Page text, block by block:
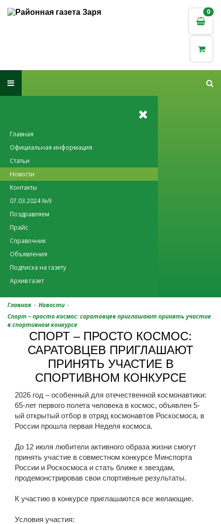
0
0
Главная
Официальная информация
Статьи
Новости
Контакты
07.03.2024 №9
Поздравляем
Прайс
Справочник
Объявления
Подписка на газету
Архив газет
Главная - Новости -
Спорт – просто космос: саратовцев приглашают принять участие
в спортивном конкурсе
СПОРТ – ПРОСТО КОСМОС:
САРАТОВЦЕВ ПРИГЛАШАЮТ
ПРИНЯТЬ УЧАСТИЕ В
СПОРТИВНОМ КОНКУРСЕ
2026 год – особенный для отечественной космонавтики:
65-лет первого полета человека в космос, объявлен 5-
ый открытый отбор в отряд космонавтов Роскосмоса, в
России прошла первая Неделя космоса.
До 12 июля любители активного образа жизни смогут
принять участие в совместном конкурсе Минспорта
России и Роскосмоса и стать ближе к звездам,
продемонстрировав свои спортивные результаты.
К участию в конкурсе приглашаются все желающие.
Условия участия: